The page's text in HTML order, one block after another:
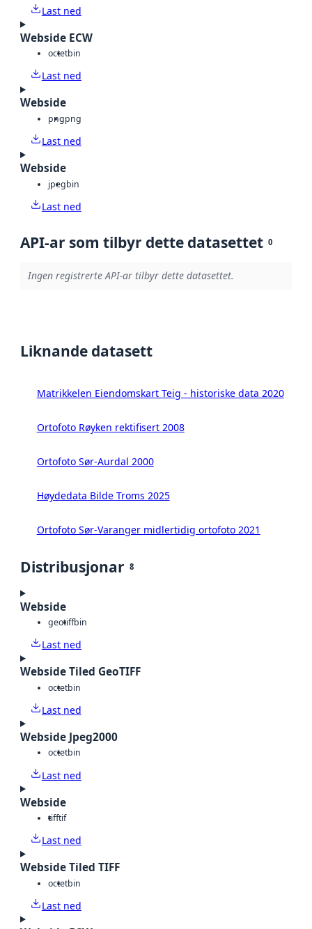
Last ned
Webside ECW
octetbin
Last ned
Webside
pngpng
Last ned
Webside
jpegbin
Last ned
API-ar som tilbyr dette datasettet 0
Ingen registrerte API-ar tilbyr dette datasettet.
Liknande datasett
Matrikkelen Eiendomskart Teig - historiske data 2020
Ortofoto Røyken rektifisert 2008
Ortofoto Sør-Aurdal 2000
Høydedata Bilde Troms 2025
Ortofoto Sør-Varanger midlertidig ortofoto 2021
Distribusjonar 8
Webside
geotiffbin
Last ned
Webside Tiled GeoTIFF
octetbin
Last ned
Webside Jpeg2000
octetbin
Last ned
Webside
tifftif
Last ned
Webside Tiled TIFF
octetbin
Last ned